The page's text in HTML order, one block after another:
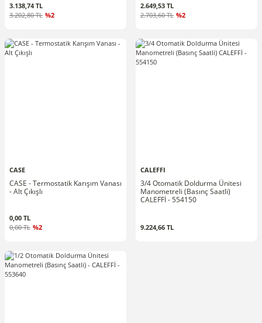
3.138,74 TL
3.202,80 TL %2
2.649,53 TL
2.703,60 TL %2
CASE
CASE - Termostatik Karışım Vanası
- Alt Çıkışlı
0,00 TL
0,00 TL %2
CALEFFI
3/4 Otomatik Doldurma Ünitesi
Manometreli (Basınç Saatli)
CALEFFİ - 554150
9.224,66 TL